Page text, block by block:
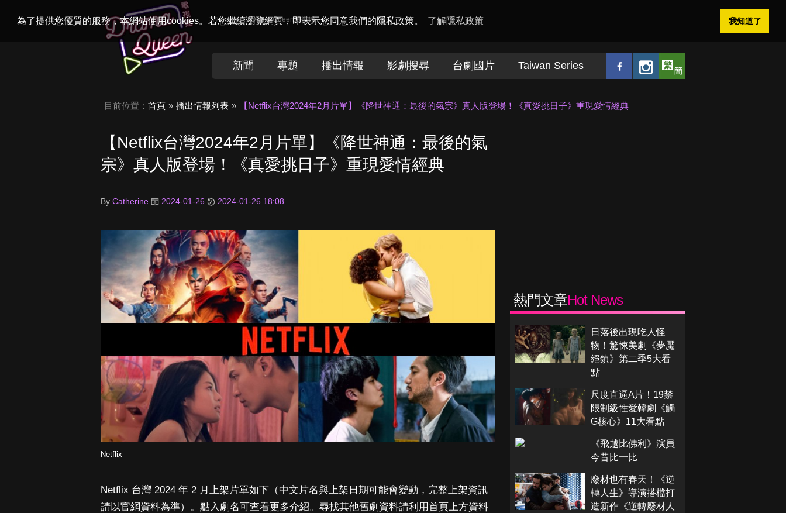
為了提供您優質的服務，本網站使用cookies。若您繼續瀏覽網頁，即表示您同意我們的隱私政策。 了解隱私政策 我知道了
Welcome toDramaQueen電視迷
新聞 專題 播出情報 影劇搜尋 台劇國片 Taiwan Series
目前位置： 首頁 播出情報列表 【Netflix台灣2024年2月片單】《降世神通：最後的氣宗》真人版登場！《真愛挑日子》重現愛情經典
【Netflix台灣2024年2月片單】《降世神通：最後的氣
宗》真人版登場！《真愛挑日子》重現愛情經典
By Catherine 2024-01-26 2024-01-26 18:08
Netflix
Netflix 台灣 2024 年 2 月上架片單如下（中文片名與上架日期可能會變動，完整上架資訊
請以官網資料為準）。點入劇名可查看更多介紹。尋找其他舊劇資料請利用首頁上方資料
熱門文章Hot News
日落後出現吃人怪
物！驚悚美劇《夢魘
絕鎮》第二季5大看
點
尺度直逼A片！19禁
限制級性愛韓劇《觸
G核心》11大看點
《飛越比佛利》演員
今昔比一比
廢材也有春天！《逆
轉人生》導演搭檔打
造新作《逆轉廢材人